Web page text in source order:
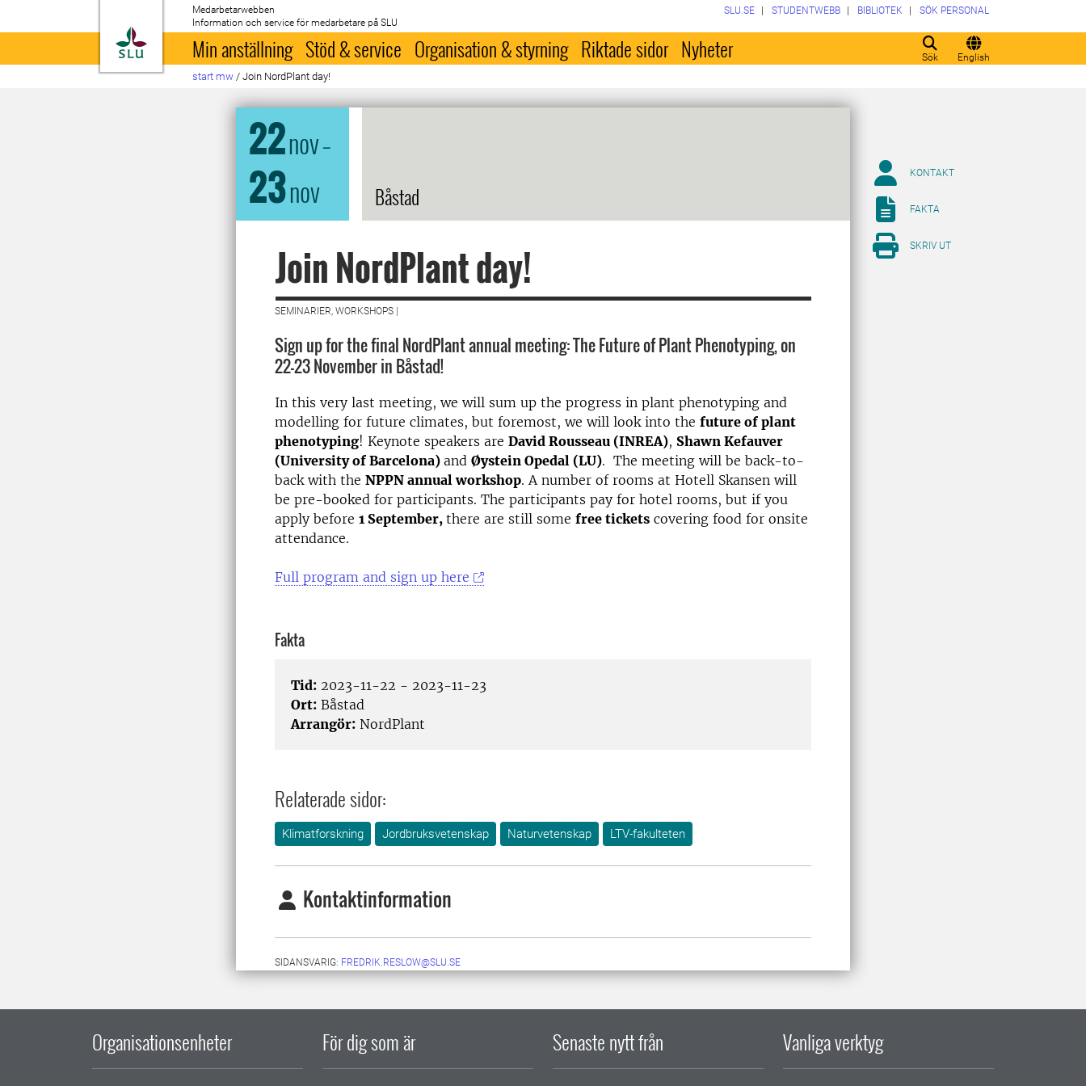
Till startsida
Medarbetarwebben
Information och service för medarbetare på SLU
Sök English
SLU.SE STUDENTWEBB BIBLIOTEK SÖK PERSONAL
Min anställning Stöd & service Organisation & styrning Riktade sidor Nyheter
start mw / Join NordPlant day!
22nov–
23nov Båstad
Join NordPlant day!
SEMINARIER, WORKSHOPS |
Sign up for the final NordPlant annual meeting: The Future of Plant Phenotyping, on
22-23 November in Båstad!
In this very last meeting, we will sum up the progress in plant phenotyping and
modelling for future climates, but foremost, we will look into the future of plant
phenotyping! Keynote speakers are David Rousseau (INREA), Shawn Kefauver
(University of Barcelona) and Øystein Opedal (LU). The meeting will be back-to-
back with the NPPN annual workshop. A number of rooms at Hotell Skansen will
be pre-booked for participants. The participants pay for hotel rooms, but if you
apply before 1 September, there are still some free tickets covering food for onsite
attendance.
Full program and sign up here
Fakta
Tid: 2023-11-22 - 2023-11-23
Ort: Båstad
Arrangör: NordPlant
Relaterade sidor:
Klimatforskning Jordbruksvetenskap Naturvetenskap LTV-fakulteten
Kontaktinformation
SIDANSVARIG: FREDRIK.RESLOW@SLU.SE
KONTAKT
FAKTA
SKRIV UT
Organisationsenheter För dig som är Senaste nytt från Vanliga verktyg